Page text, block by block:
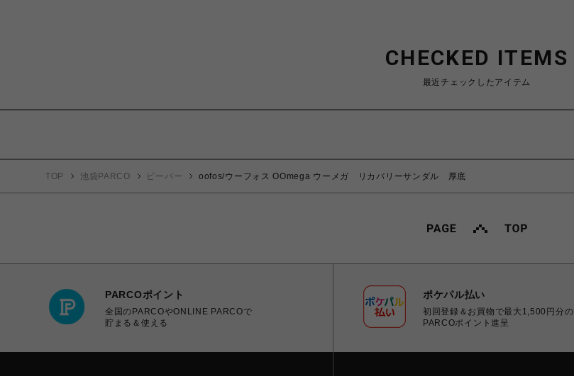
CHECKED ITEMS
最近チェックしたアイテム
TOP 池袋PARCO ビーバー oofos/ウーフォス OOmega ウーメガ リカバリーサンダル 厚底
PARCOポイント
全国のPARCOやONLINE PARCOで
貯まる＆使える
ポケパル払い
初回登録＆お買物で最大1,500円分の
PARCOポイント進呈